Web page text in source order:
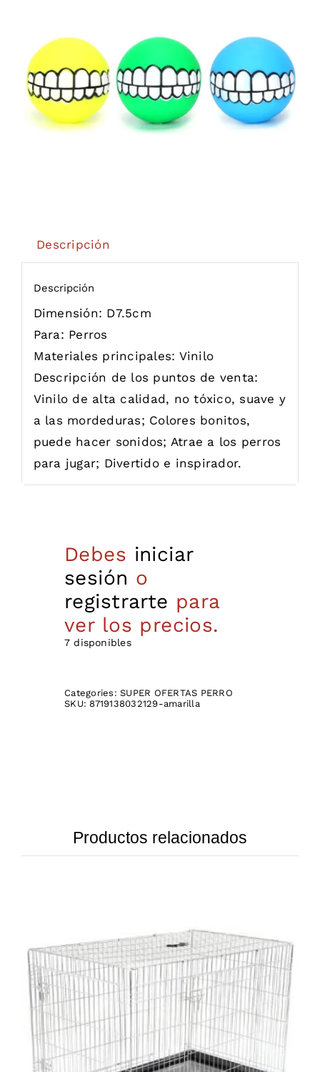
Super Ofertas
Contacto
Descripción
Descripción
Dimensión: D7.5cm
Para: Perros
Materiales principales: Vinilo
Descripción de los puntos de venta:
Vinilo de alta calidad, no tóxico, suave y
a las mordeduras; Colores bonitos,
puede hacer sonidos; Atrae a los perros
para jugar; Divertido e inspirador.
Debes iniciar
sesión o
registrarte para
ver los precios.
7 disponibles
Categories:SUPER OFERTAS PERRO
SKU: 8719138032129-amarilla
Productos relacionados